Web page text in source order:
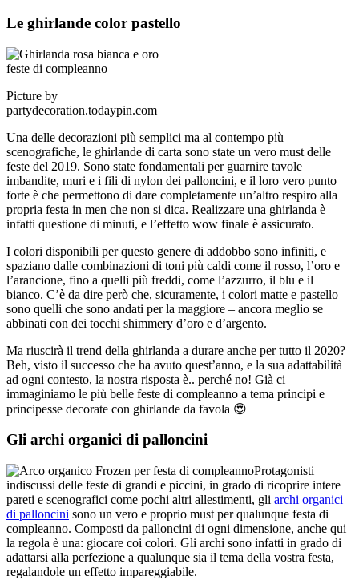
Le ghirlande color pastello
Picture by
partydecoration.todaypin.com
Una delle decorazioni più semplici ma al contempo più
scenografiche, le ghirlande di carta sono state un vero must delle
feste del 2019. Sono state fondamentali per guarnire tavole
imbandite, muri e i fili di nylon dei palloncini, e il loro vero punto
forte è che permettono di dare completamente un’altro respiro alla
propria festa in men che non si dica. Realizzare una ghirlanda è
infatti questione di minuti, e l’effetto wow finale è assicurato.
I colori disponibili per questo genere di addobbo sono infiniti, e
spaziano dalle combinazioni di toni più caldi come il rosso, l’oro e
l’arancione, fino a quelli più freddi, come l’azzurro, il blu e il
bianco. C’è da dire però che, sicuramente, i colori matte e pastello
sono quelli che sono andati per la maggiore – ancora meglio se
abbinati con dei tocchi shimmery d’oro e d’argento.
Ma riuscirà il trend della ghirlanda a durare anche per tutto il 2020?
Beh, visto il successo che ha avuto quest’anno, e la sua adattabilità
ad ogni contesto, la nostra risposta è.. perché no! Già ci
immaginiamo le più belle feste di compleanno a tema principi e
principesse decorate con ghirlande da favola 😍
Gli archi organici di palloncini
Protagonisti
indiscussi delle feste di grandi e piccini, in grado di ricoprire intere
pareti e scenografici come pochi altri allestimenti, gli archi organici
di palloncini sono un vero e proprio must per qualunque festa di
compleanno. Composti da palloncini di ogni dimensione, anche qui
la regola è una: giocare coi colori. Gli archi sono infatti in grado di
adattarsi alla perfezione a qualunque sia il tema della vostra festa,
regalandole un effetto impareggiabile.